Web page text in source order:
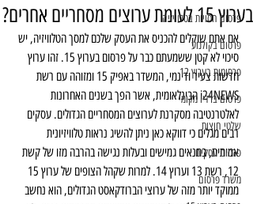
פרסום חסויות בטלוויזיה
פרסום בקולנוע
פרסומות בערוץ 12
פרסום ברדיו מקומי
שלטי חוצות
פרסום עסקים
משרד פרסום
בערוץ 15 לעומת ערוצים מסחריים אחרים?
אם אתם שוקלים להכניס את העסק שלכם למסך הטלוויזיה, יש
סיכוי לא קטן ששמעתם כבר על פרסום בערוץ 15. זהו ערוץ
חדשות צעיר ודינמי, המשדר באפיק 15 ומזוהה עם רשת
i24NEWS הבינלאומית, אשר הפך בשנים האחרונות
לאלטרנטיבה מסקרנת לערוצים המסחריים הגדולים. עסקים
רבים מגלים כי דווקא כאן ניתן להשיג נראות טלוויזיונית
אמיתית, בתנאים גמישים ובעלות נגישה בהרבה מזו של קשת
ממוקד יותר מזה של ערוצי הברודקאסט הגדולים, הוא נחשב